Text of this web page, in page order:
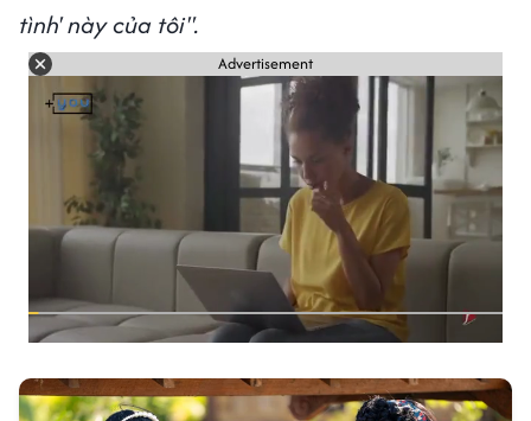
tình' này của tôi".
Advertisement